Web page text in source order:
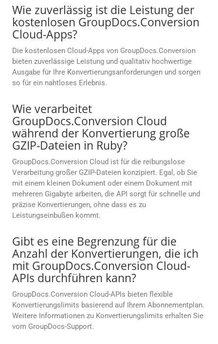
Wie zuverlässig ist die Leistung der
kostenlosen GroupDocs.Conversion
Cloud-Apps?
Die kostenlosen Cloud-Apps von GroupDocs.Conversion
bieten zuverlässige Leistung und qualitativ hochwertige
Ausgabe für Ihre Konvertierungsanforderungen und sorgen
so für ein nahtloses Erlebnis.
Wie verarbeitet
GroupDocs.Conversion Cloud
während der Konvertierung große
GZIP-Dateien in Ruby?
GroupDocs.Conversion Cloud ist für die reibungslose
Verarbeitung großer GZIP-Dateien konzipiert. Egal, ob Sie
mit einem kleinen Dokument oder einem Dokument mit
mehreren Gigabyte arbeiten, die API sorgt für schnelle und
präzise Konvertierungen, ohne dass es zu
Leistungseinbußen kommt.
Gibt es eine Begrenzung für die
Anzahl der Konvertierungen, die ich
mit GroupDocs.Conversion Cloud-
APIs durchführen kann?
GroupDocs.Conversion Cloud-APIs bieten flexible
Konvertierungslimits basierend auf Ihrem Abonnementplan.
Weitere Informationen zu Konvertierungslimits erhalten Sie
vom GroupDocs-Support.